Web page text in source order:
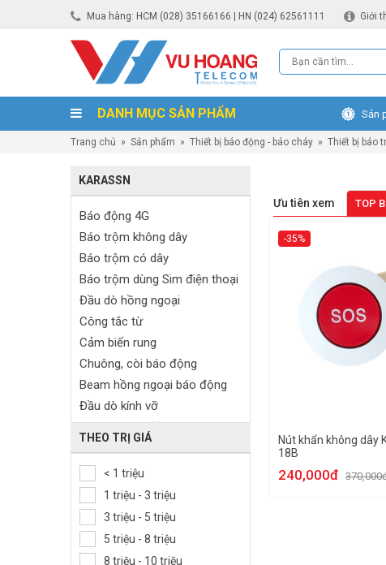
Mua hàng: HCM (028) 35166166 | HN (024) 62561111 Giới
DANH MỤC SẢN PHẨM Sản
Trang chủ » Sản phẩm » Thiết bị báo động - báo cháy » Thiết bị báo
KARASSN
Báo động 4G
Báo trộm không dây
Báo trộm có dây
Báo trộm dùng Sim điện thoại
Đầu dò hồng ngoại
Công tắc từ
Cảm biến rung
Chuông, còi báo động
Beam hồng ngoại báo động
Đầu dò kính vỡ
Remote báo động
Module GSM
Trung tâm báo động
Bảng điều khiển
Card mở rộng trung tâm báo
động
Phụ kiện báo trộm
THEO TRỊ GIÁ
< 1 triệu
1 triệu - 3 triệu
3 triệu - 5 triệu
5 triệu - 8 triệu
8 triệu - 10 triệu
Ưu tiên xem TOP
-35%
Nút khẩn không dây
18B
240,000đ